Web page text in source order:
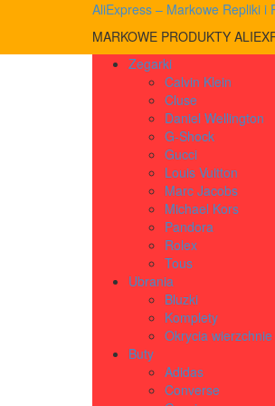
AliExpress – Markowe Repliki i
MARKOWE PRODUKTY
Zegarki
Calvin Klein
Cluse
Daniel Wellington
G-Shock
Gucci
Louis Vuitton
Marc Jacobs
Michael Kors
Pandora
Rolex
Tous
Ubrania
Bluzki
Komplety
Okrycia wierzchnie
Buty
Adidas
Converse